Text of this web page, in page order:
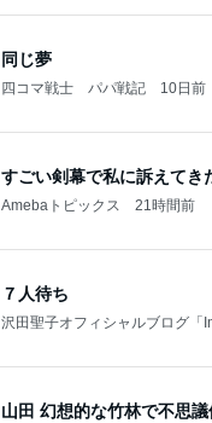
同じ夢
四コマ戦士 パパ戦記 10日前
すごい剣幕で私に訴えてき
Amebaトピックス 21時間前
７人待ち
沢田聖子オフィシャルブログ「
山田 幻想的な竹林で不思